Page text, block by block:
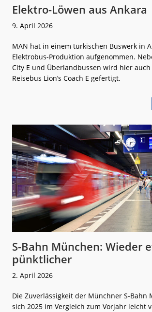
Elektro-Löwen aus Ankara
9. April 2026
MAN hat in einem türkischen Buswerk in
Elektrobus-Produktion aufgenommen.
City E und Überlandbussen wird hier
Reisebus Lion’s Coach E gefertigt.
S-Bahn München: Wieder
pünktlicher
2. April 2026
Die Zuverlässigkeit der Münchner S-Bahn
sich 2025 im Vergleich zum Vorjahr leicht